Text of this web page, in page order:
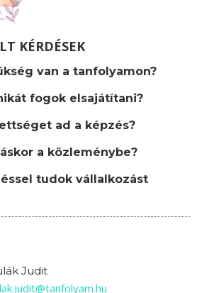
KÉRDÉSEK
van a tanfolyamon?
fogok elsajátítani?
ad a képzés?
a közleménybe?
tudok vállalkozást
Judit